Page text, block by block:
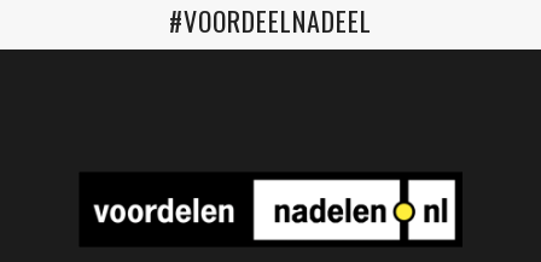
#VOORDEELNADEEL